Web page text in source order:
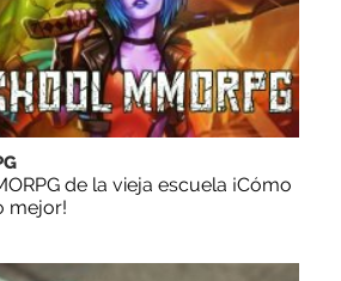
de la vieja escuela ¡Cómo
mejor!